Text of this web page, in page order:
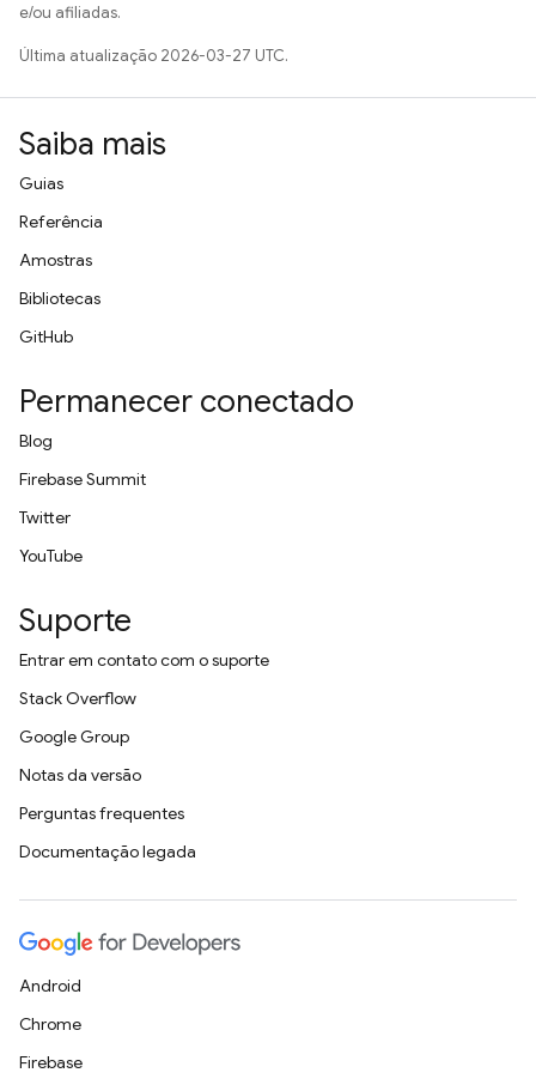
e/ou afiliadas.
Última atualização 2026-03-27 UTC.
Saiba mais
Guias
Referência
Amostras
Bibliotecas
GitHub
Permanecer conectado
Blog
Firebase Summit
Twitter
YouTube
Suporte
Entrar em contato com o suporte
Stack Overflow
Google Group
Notas da versão
Perguntas frequentes
Documentação legada
Android
Chrome
Firebase